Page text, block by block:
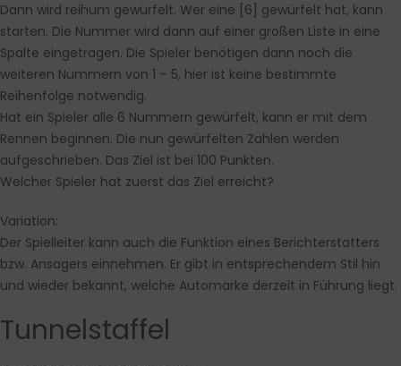
Dann wird reihum gewürfelt. Wer eine [6] gewürfelt hat, kann
starten. Die Nummer wird dann auf einer großen Liste in eine
Spalte eingetragen. Die Spieler benötigen dann noch die
weiteren Nummern von 1 – 5, hier ist keine bestimmte
Reihenfolge notwendig.
Hat ein Spieler alle 6 Nummern gewürfelt, kann er mit dem
Rennen beginnen. Die nun gewürfelten Zahlen werden
aufgeschrieben. Das Ziel ist bei 100 Punkten.
Welcher Spieler hat zuerst das Ziel erreicht?
Variation:
Der Spielleiter kann auch die Funktion eines Berichterstatters
bzw. Ansagers einnehmen. Er gibt in entsprechendem Stil hin
und wieder bekannt, welche Automarke derzeit in Führung liegt.
Tunnelstaffel